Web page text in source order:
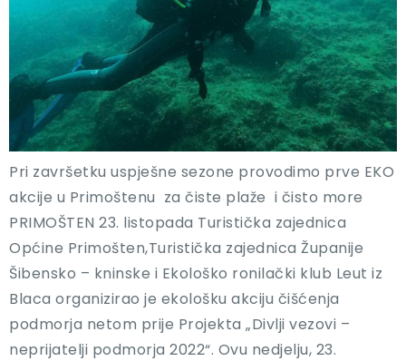
Pri završetku uspješne sezone provodimo prve EKO
akcije u Primoštenu za čiste plaže i čisto more
PRIMOŠTEN 23. listopada Turistička zajednica
Općine Primošten,Turistička zajednica Županije
Šibensko – kninske i Ekološko ronilački klub Leut iz
Blaca organizirao je ekološku akciju čišćenja
podmorja netom prije Projekta „Divlji vezovi –
neprijatelji podmorja 2022“. Ovu nedjelju, 23.